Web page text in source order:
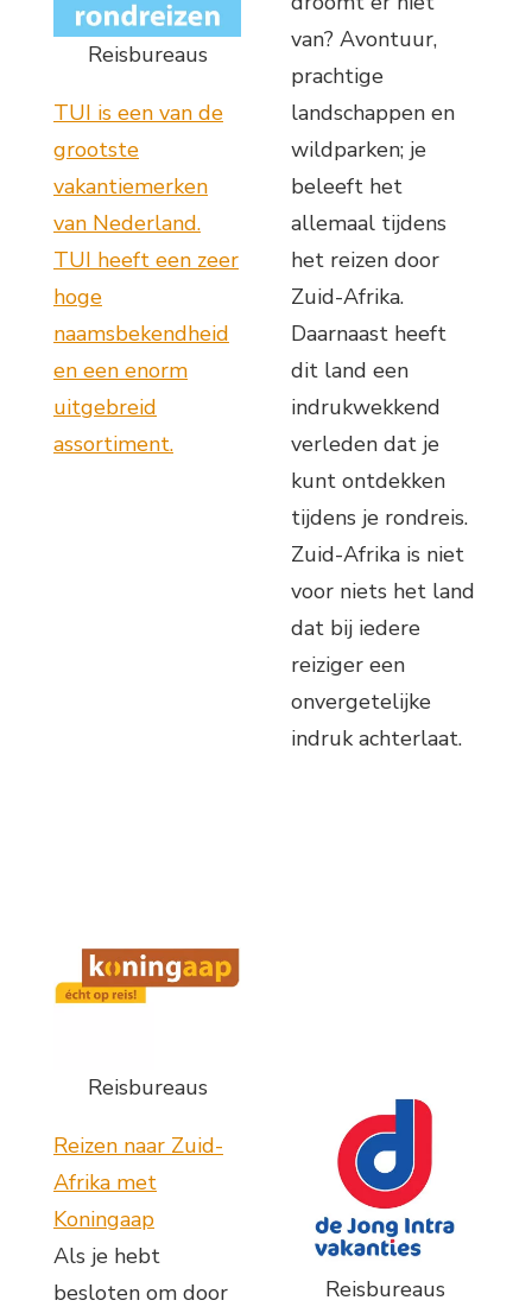
Reisbureaus
TUI is een van de
grootste
vakantiemerken
van Nederland.
TUI heeft een zeer
hoge
naamsbekendheid
en een enorm
uitgebreid
assortiment.
van? Avontuur,
prachtige
landschappen en
wildparken; je
beleeft het
allemaal tijdens
het reizen door
Zuid-Afrika.
Daarnaast heeft
dit land een
indrukwekkend
verleden dat je
kunt ontdekken
tijdens je rondreis.
Zuid-Afrika is niet
voor niets het land
dat bij iedere
reiziger een
onvergetelijke
indruk achterlaat.
Reisbureaus
Reizen naar Zuid-
Afrika met
Koningaap
Als je hebt
besloten om door
Reisbureaus